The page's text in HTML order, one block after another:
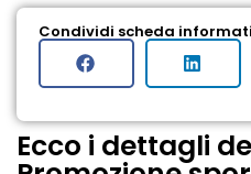
Condividi scheda
Ecco i dettagli